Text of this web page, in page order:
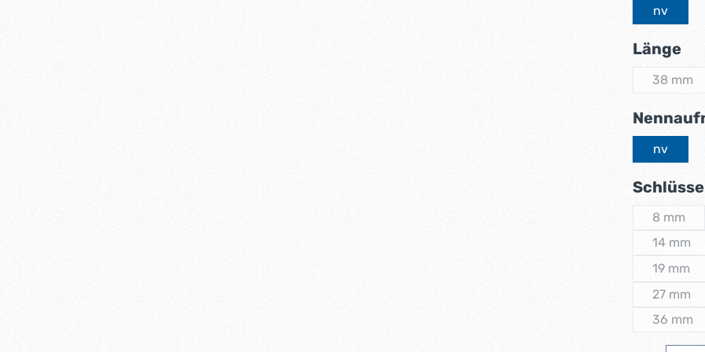
nv
Länge
38 mm
nv
8 mm
(Diese
14 mm
19 mm
27 mm
36 mm